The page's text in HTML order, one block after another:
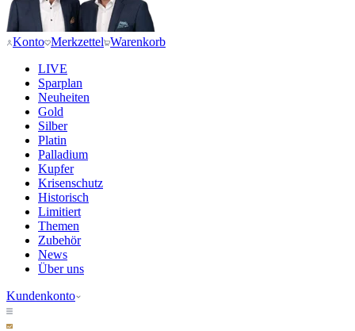
Konto Merkzettel Warenkorb
LIVE
Sparplan
Neuheiten
Gold
Silber
Platin
Palladium
Kupfer
Krisenschutz
Historisch
Limitiert
Themen
Zubehör
News
Über uns
Kundenkonto